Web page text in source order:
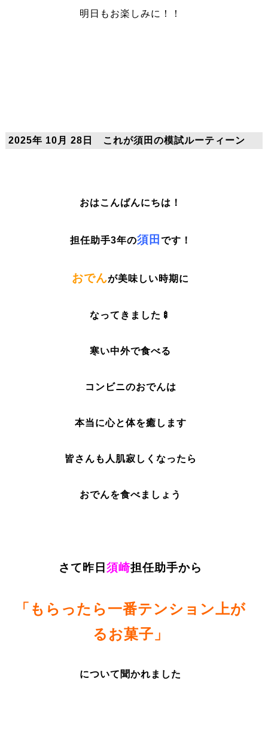
明日もお楽しみに！！
2025年 10月 28日 これが須田の模試ルーティーン
おはこんばんにちは！
担任助手3年の須田 です！
おでんが美味しい時期に
なってきました🍢
寒い中外で食べる
コンビニのおでんは
本当に心と体を癒します
皆さんも人肌寂しくなったら
おでんを食べましょう
さて昨日須崎担任助手から
「もらったら一番テンション上が
るお菓子」
について聞かれました